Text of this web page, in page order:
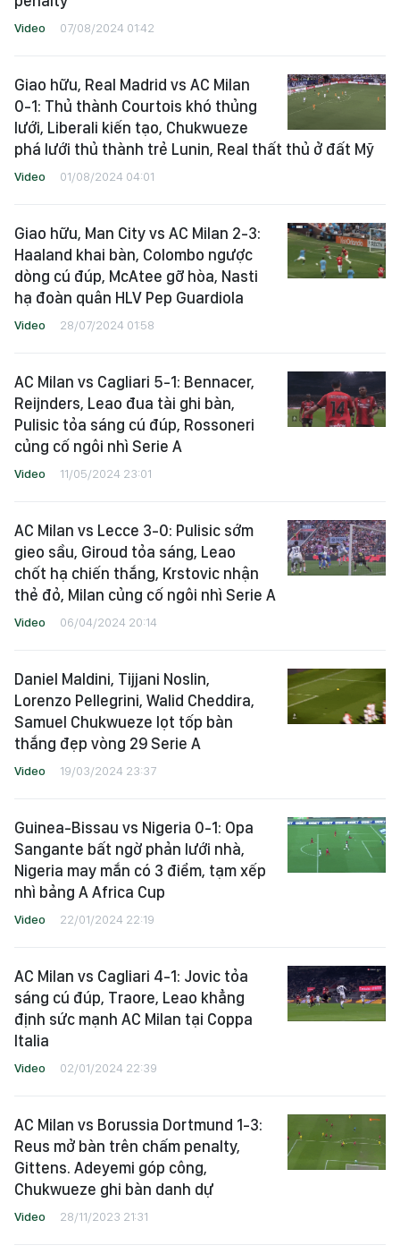
Video 07/08/2024 01:42
Giao hữu, Real Madrid vs AC Milan
0-1: Thủ thành Courtois khó thủng
lưới, Liberali kiến tạo, Chukwueze
phá lưới thủ thành trẻ Lunin, Real thất thủ ở đất Mỹ
Video 01/08/2024 04:01
Giao hữu, Man City vs AC Milan 2-3:
Haaland khai bàn, Colombo ngược
dòng cú đúp, McAtee gỡ hòa, Nasti
hạ đoàn quân HLV Pep Guardiola
Video 28/07/2024 01:58
AC Milan vs Cagliari 5-1: Bennacer,
Reijnders, Leao đua tài ghi bàn,
Pulisic tỏa sáng cú đúp, Rossoneri
củng cố ngôi nhì Serie A
Video 11/05/2024 23:01
AC Milan vs Lecce 3-0: Pulisic sớm
gieo sầu, Giroud tỏa sáng, Leao
chốt hạ chiến thắng, Krstovic nhận
thẻ đỏ, Milan củng cố ngôi nhì Serie A
Video 06/04/2024 20:14
Daniel Maldini, Tijjani Noslin,
Lorenzo Pellegrini, Walid Cheddira,
Samuel Chukwueze lọt tốp bàn
thắng đẹp vòng 29 Serie A
Video 19/03/2024 23:37
Guinea-Bissau vs Nigeria 0-1: Opa
Sangante bất ngờ phản lưới nhà,
Nigeria may mắn có 3 điểm, tạm xếp
nhì bảng A Africa Cup
Video 22/01/2024 22:19
AC Milan vs Cagliari 4-1: Jovic tỏa
sáng cú đúp, Traore, Leao khẳng
định sức mạnh AC Milan tại Coppa
Italia
Video 02/01/2024 22:39
AC Milan vs Borussia Dortmund 1-3:
Reus mở bàn trên chấm penalty,
Gittens. Adeyemi góp công,
Chukwueze ghi bàn danh dự
Video 28/11/2023 21:31